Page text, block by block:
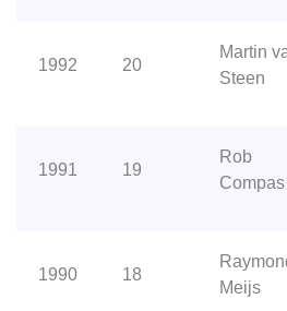
1992 20
Martin
Steen
1991 19
Rob
Compas
1990 18
Meijs